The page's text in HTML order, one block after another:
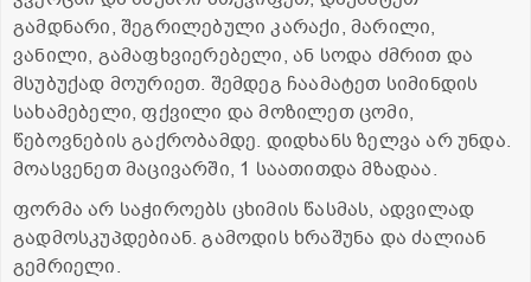
გამდნარი, შეგრილებული კარაქი, მარილი,
ვანილი, გამაფხვიერებელი, ან სოდა ძმრით და
მსუბუქად მოურიეთ. შემდეგ ჩაამატეთ სიმინდის
სახამებელი, ფქვილი და მოზილეთ ცომი,
წებოვნების გაქრობამდე. დიდხანს ზელვა არ უნდა.
მოასვენეთ მაცივარში, 1 საათითდა მზადაა.
ფორმა არ საჭიროებს ცხიმის წასმას, ადვილად
გადმოსკუპდებიან. გამოდის ხრაშუნა და ძალიან
გემრიელი.